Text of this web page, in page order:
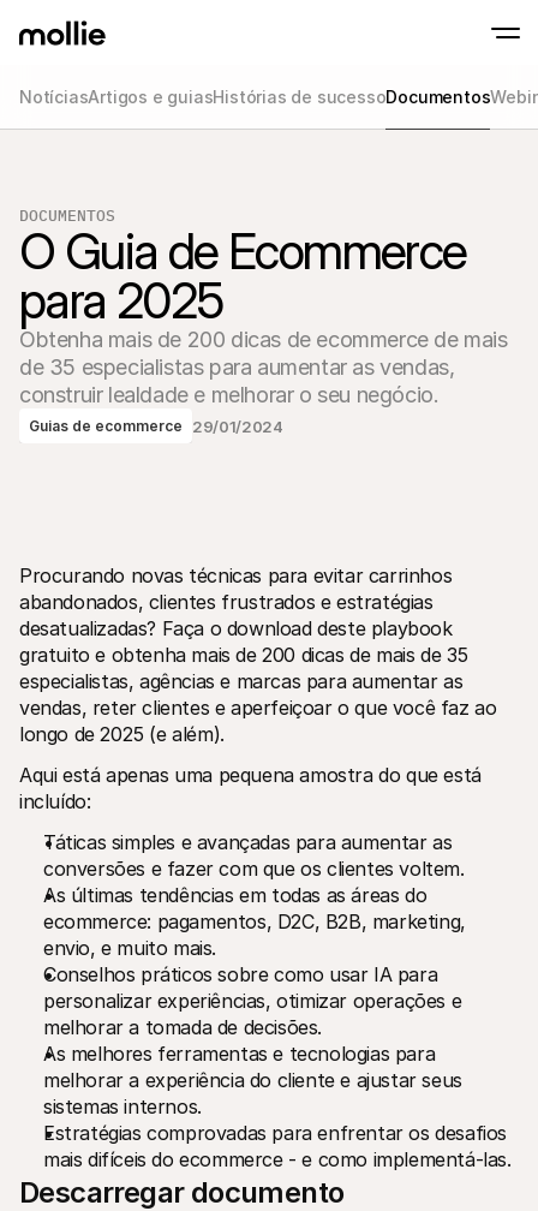
Aceite pagamentos
e dispositivos
Pagamentos
Cobre pagamentos
de subscrição
Acceptance & Risk
Recursos técnicos
Portal de programadores
Verifique o estado atual do nosso sistema
Biblotecas
Integre a Mollie com bibliotecas prontas para usar
Comunidade do Discord
Junte-se à nossa comunidade de programadores
Mollie
Sobre a Mollie
Preços
Ver os preços
Sobre nós
Saiba mais sobre a nossa história e
os nossos valores
Notícias
Leia as últimas notícias da Mollie
Carreiras
Venha trabalhar connosco -
estamos a contratar!
Contactos
Para compradores
Saiba porque é que a Mollie está no seu extrato bancário
Para clientes Mollie
Contacte a nossa equipa de apoio ao cliente
Contactar o departamento de vendas
Descubra como podemos ajudar o seu negócio
NotíciasArtigos e guiasHistórias de sucessoDocumentos
DOCUMENTOS
O Guia de Ecommerce
para 2025
Obtenha mais de 200 dicas de ecommerce de mais
de 35 especialistas para aumentar as vendas,
construir lealdade e melhorar o seu negócio.
Guias de ecommerce 29/01/2024
Procurando novas técnicas para evitar carrinhos
abandonados, clientes frustrados e estratégias
desatualizadas? Faça o download deste playbook
gratuito e obtenha mais de 200 dicas de mais de 35
especialistas, agências e marcas para aumentar as
vendas, reter clientes e aperfeiçoar o que você faz ao
longo de 2025 (e além).
Aqui está apenas uma pequena amostra do que está
incluído:
Táticas simples e avançadas para aumentar as
conversões e fazer com que os clientes voltem.
As últimas tendências em todas as áreas do
ecommerce: pagamentos, D2C, B2B, marketing,
envio, e muito mais.
Conselhos práticos sobre como usar IA para
personalizar experiências, otimizar operações e
melhorar a tomada de decisões.
As melhores ferramentas e tecnologias para
melhorar a experiência do cliente e ajustar seus
sistemas internos.
Estratégias comprovadas para enfrentar os desafios
mais difíceis do ecommerce - e como implementá-las.
Descarregar documento